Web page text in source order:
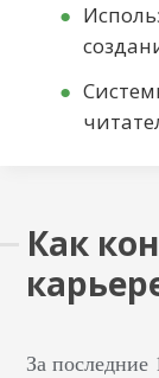
Как
За последние